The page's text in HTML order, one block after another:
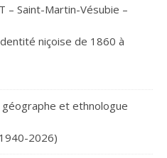
– Saint-Martin-Vésubie –
niçoise de 1860 à
géographe et ethnologue
2026)